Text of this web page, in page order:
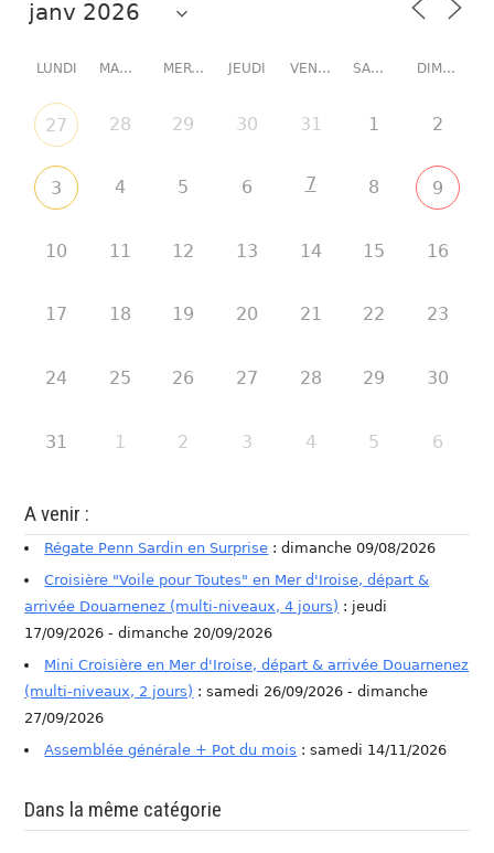
LUNDI MARDI MERCREDI JEUDI VENDREDI SAMEDI DIMANCHE
27 28 29 30 31 1 2
3 4 5 6 7 8 9
10 11 12 13 14 15 16
17 18 19 20 21 22 23
24 25 26 27 28 29 30
31 1 2 3 4 5 6
A venir :
Régate Penn Sardin en Surprise : dimanche 09/08/2026
Croisière "Voile pour Toutes" en Mer d'Iroise, départ &
arrivée Douarnenez (multi-niveaux, 4 jours) : jeudi
17/09/2026 - dimanche 20/09/2026
Mini Croisière en Mer d'Iroise, départ & arrivée Douarnenez
(multi-niveaux, 2 jours) : samedi 26/09/2026 - dimanche
27/09/2026
Assemblée générale + Pot du mois : samedi 14/11/2026
Dans la même catégorie